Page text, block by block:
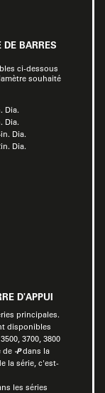
DE BARRES
ci-dessous
souhaité
Dia.
Dia.
Dia.
Dia.
D'APPUI
principales.
disponibles
3700, 3800
de -Pdans la
la série, c'est-
les séries